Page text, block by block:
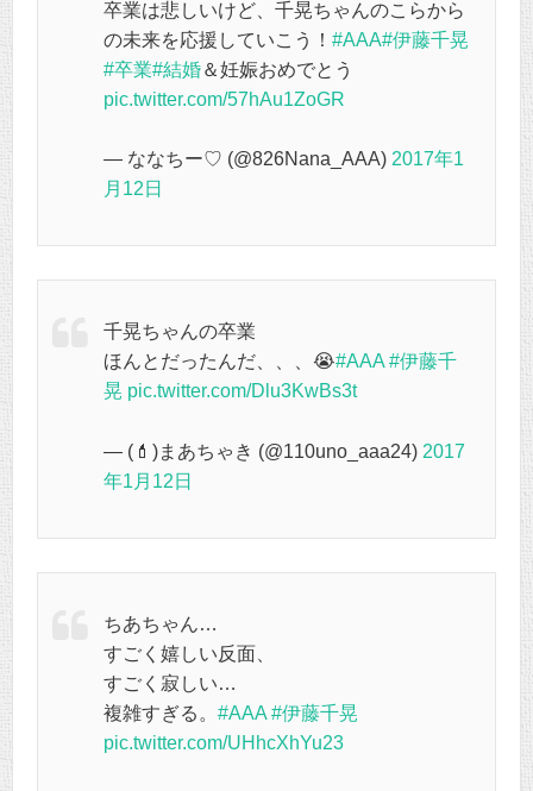
卒業は悲しいけど、千晃ちゃんのこらから
の未来を応援していこう！ #AAA#伊藤千晃
#卒業#結婚＆妊娠おめでとう
pic.twitter.com/57hAu1ZoGR
— ななちー♡ (@826Nana_AAA) 2017年1
月12日
千晃ちゃんの卒業
ほんとだったんだ、、、😭#AAA #伊藤千
晃 pic.twitter.com/Dlu3KwBs3t
— (💄)まあちゃき (@110uno_aaa24) 2017
年1月12日
ちあちゃん…
すごく嬉しい反面、
すごく寂しい…
複雑すぎる。 #AAA #伊藤千晃
pic.twitter.com/UHhcXhYu23